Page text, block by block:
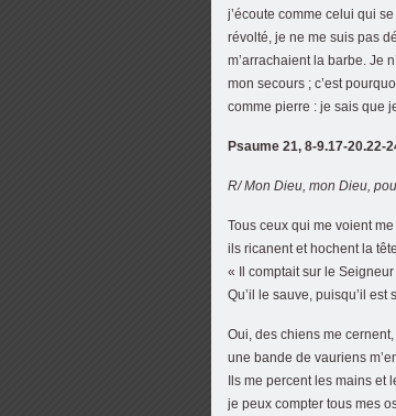
j’écoute comme celui qui
révolté, je ne me suis pas
m’arrachaient la barbe. Je
mon secours ; c’est
comme pierre : je sais que
Psaume 21, 8-9.17-20.22-
R/ Mon Dieu, mon Dieu,
Tous ceux qui me voient
ils ricanent et hochent la
« Il comptait sur le Seigneur
Qu’il le sauve, puisqu’il est
Oui, des chiens me cernent,
une bande de vauriens
Ils me percent les mains et
je peux compter tous mes